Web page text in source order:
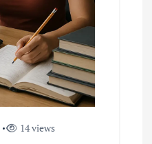
14 views